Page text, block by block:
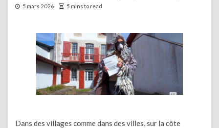
5 mars 2026
5 mins to read
Dans des villages comme dans des villes, sur la côte